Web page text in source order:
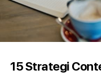
15 Strategi